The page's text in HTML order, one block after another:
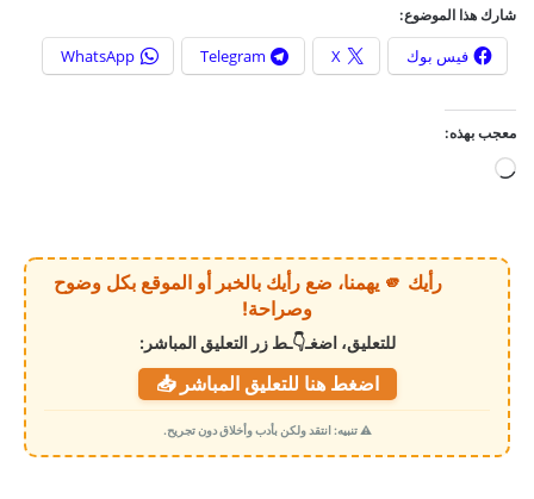
شارك هذا الموضوع:
فيس بوك X
Telegram
WhatsApp
معجب بهذه:
ي
م
ي
رأيك 🫵 يهمنا، ضع رأيك بالخبر أو الموقع بكل وضوح
وصراحة!
للتعليق، اضغـ👇ـط زر التعليق المباشر:
اضغط هنا للتعليق المباشر 📥
⚠️ تنبيه: انتقد ولكن بأدب وأخلاق دون تجريح.